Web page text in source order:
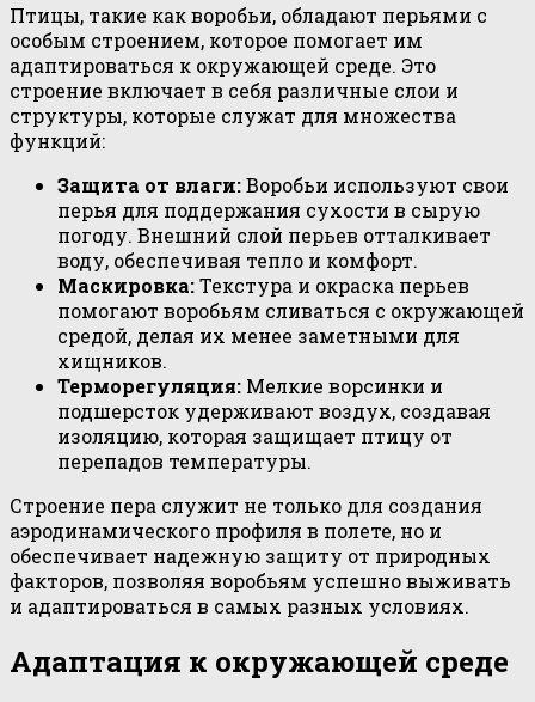
Птицы, такие как воробьи, обладают перьями с
особым строением, которое помогает им
адаптироваться к окружающей среде. Это
строение включает в себя различные слои и
структуры, которые служат для множества
функций:
Защита от влаги:Воробьи используют свои
перья для поддержания сухости в сырую
погоду. Внешний слой перьев отталкивает
воду, обеспечивая тепло и комфорт.
Маскировка:Текстура и окраска перьев
помогают воробьям сливаться с окружающей
средой, делая их менее заметными для
хищников.
Терморегуляция: Мелкие ворсинки и
подшерсток удерживают воздух, создавая
изоляцию, которая защищает птицу от
перепадов температуры.
Строение пера служит не только для создания
аэродинамического профиля в полете, но и
обеспечивает надежную защиту от природных
факторов, позволяя воробьям успешно выживать
и адаптироваться в самых разных условиях.
Адаптация к окружающей среде